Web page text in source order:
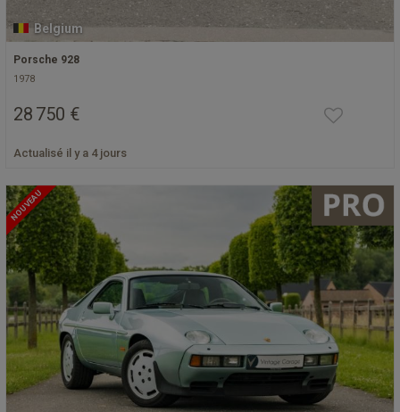
Belgium
Porsche 928
1978
28 750 €
Actualisé il y a 4 jours
NOUVEAU